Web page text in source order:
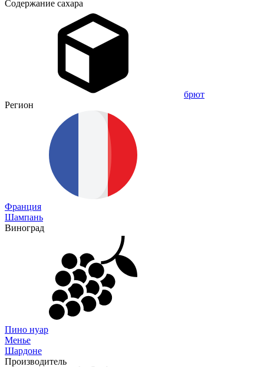
Содержание сахара
брют
Регион
Франция
Шампань
Виноград
Пино нуар
Менье
Шардоне
Производитель